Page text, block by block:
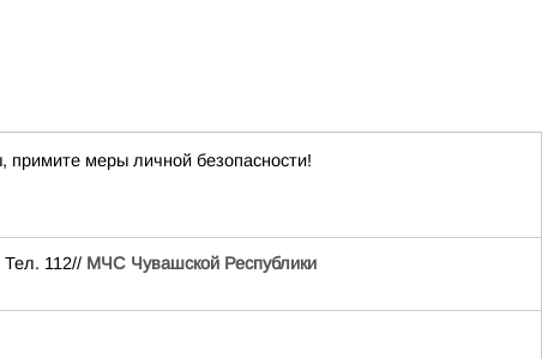
меры личной безопасности!
112// МЧС Чувашской Республики